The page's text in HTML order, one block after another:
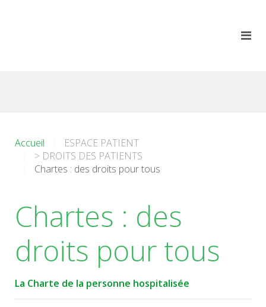
Accueil
ESPACE PATIENT
> DROITS DES PATIENTS
Chartes : des droits pour tous
Chartes : des
droits pour tous
La Charte de la personne hospitalisée